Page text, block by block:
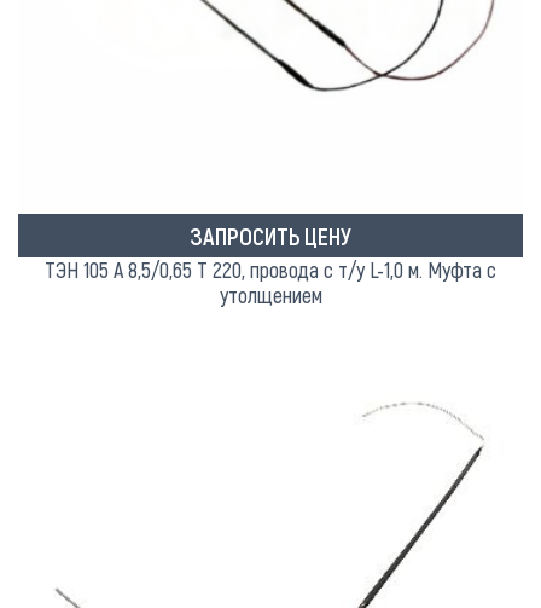
ЗАПРОСИТЬ ЦЕНУ
ТЭН 105 А 8,5/0,65 Т 220, провода с т/у L-1,0 м. Муфта с
утолщением